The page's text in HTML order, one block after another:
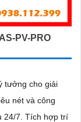
PV-PRO
tưởng cho giải
nét và công
hợp trí